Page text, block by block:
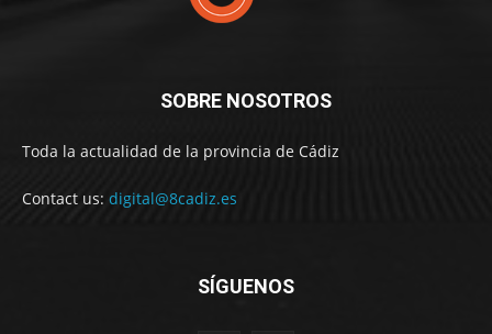
SOBRE NOSOTROS
Toda la actualidad de la provincia de Cádiz
Contact us: digital@8cadiz.es
SÍGUENOS